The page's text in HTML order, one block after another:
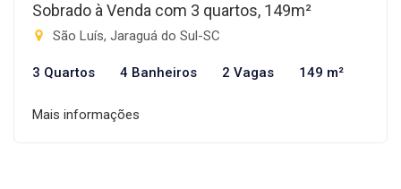
Sobrado à Venda com 3 quartos, 149m²
São Luís, Jaraguá do Sul-SC
3 Quartos 4 Banheiros 2 Vagas 149 m²
Mais informações